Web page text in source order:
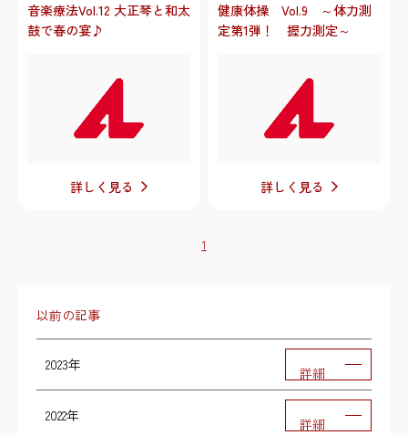
音楽療法Vol.12 大正琴と和太
鼓で春の宴♪
詳しく見る
健康体操 Vol.9 ～体力測
定第1弾！ 握力測定～
詳しく見る
1
以前の記事
2023年 詳細
2022年 詳細